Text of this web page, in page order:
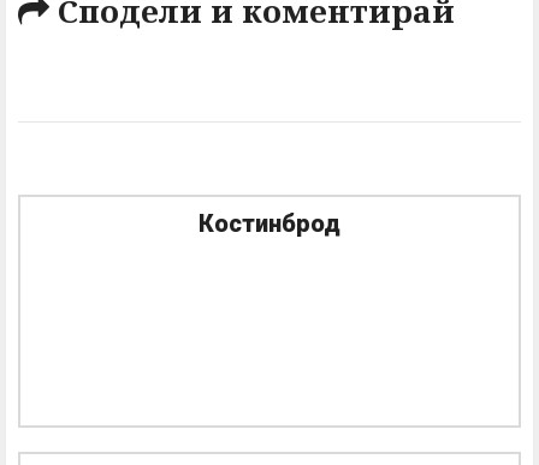
Сподели и коментирай
Костинброд